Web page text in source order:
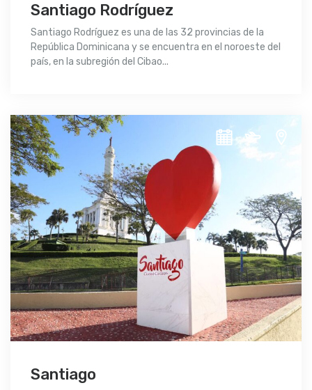
Santiago Rodríguez
Santiago Rodríguez es una de las 32 provincias de la
República Dominicana y se encuentra en el noroeste del
país, en la subregión del Cibao...
Santiago